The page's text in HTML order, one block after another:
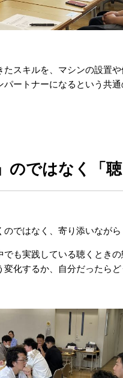
たスキルを、マシンの設置
ートナーになるという共
のではなく「
ではなく、寄り添いながら
でも実践している聴くとき
化するか、自分だったらど